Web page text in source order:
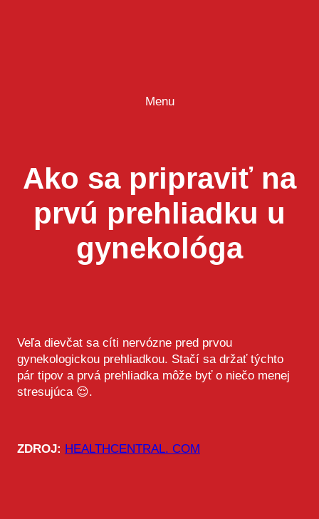
Menu
Ako sa pripraviť na
prvú prehliadku u
gynekológa
Veľa dievčat sa cíti nervózne pred prvou
gynekologickou prehliadkou. Stačí sa držať týchto
pár tipov a prvá prehliadka môže byť o niečo menej
stresujúca 😌.
ZDROJ: HEALTHCENTRAL. COM